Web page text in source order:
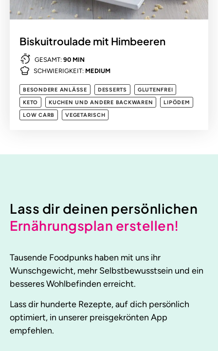
Biskuitroulade mit Himbeeren
GESAMT: 90 MIN
SCHWIERIGKEIT: MEDIUM
BESONDERE ANLÄSSE DESSERTS
GLUTENFREI
KETO
KUCHEN UND ANDERE BACKWAREN
LIPÖDEM
LOW CARB
VEGETARISCH
Lass dir deinen persönlichen
Ernährungsplan erstellen!
Tausende Foodpunks haben mit uns ihr
Wunschgewicht, mehr Selbstbewusstsein und ein
besseres Wohlbefinden erreicht.
Lass dir hunderte Rezepte, auf dich persönlich
optimiert, in unserer preisgekrönten App
empfehlen.